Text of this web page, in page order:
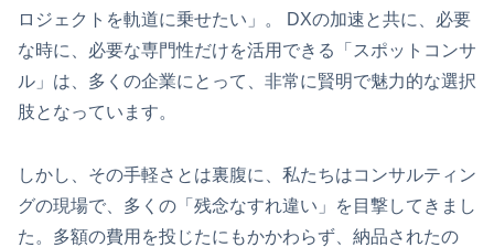
ロジェクトを軌道に乗せたい」。 DXの加速と共に、必要
な時に、必要な専門性だけを活用できる「スポットコンサ
ル」は、多くの企業にとって、非常に賢明で魅力的な選択
肢となっています。
しかし、その手軽さとは裏腹に、私たちはコンサルティン
グの現場で、多くの「残念なすれ違い」を目撃してきまし
た。多額の費用を投じたにもかかわらず、納品されたの